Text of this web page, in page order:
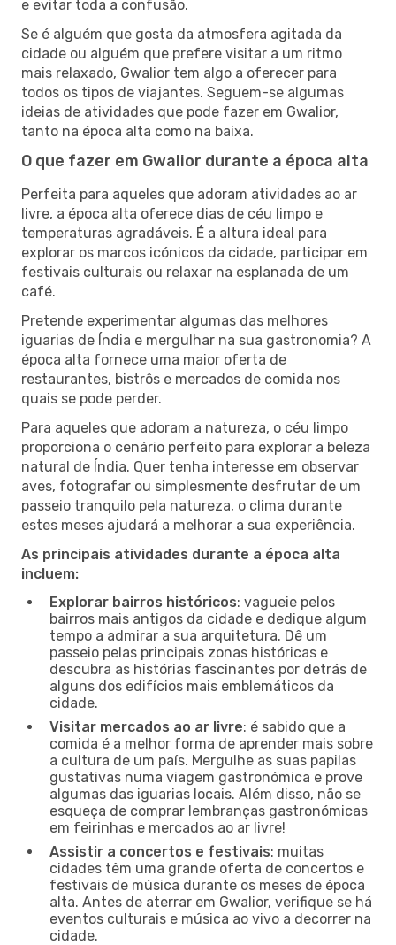
e evitar toda a confusão.
Se é alguém que gosta da atmosfera agitada da
cidade ou alguém que prefere visitar a um ritmo
mais relaxado, Gwalior tem algo a oferecer para
todos os tipos de viajantes. Seguem-se algumas
ideias de atividades que pode fazer em Gwalior,
tanto na época alta como na baixa.
O que fazer em Gwalior durante a época alta
Perfeita para aqueles que adoram atividades ao ar
livre, a época alta oferece dias de céu limpo e
temperaturas agradáveis. É a altura ideal para
explorar os marcos icónicos da cidade, participar em
festivais culturais ou relaxar na esplanada de um
café.
Pretende experimentar algumas das melhores
iguarias de Índia e mergulhar na sua gastronomia? A
época alta fornece uma maior oferta de
restaurantes, bistrôs e mercados de comida nos
quais se pode perder.
Para aqueles que adoram a natureza, o céu limpo
proporciona o cenário perfeito para explorar a beleza
natural de Índia. Quer tenha interesse em observar
aves, fotografar ou simplesmente desfrutar de um
passeio tranquilo pela natureza, o clima durante
estes meses ajudará a melhorar a sua experiência.
As principais atividades durante a época alta
incluem:
Explorar bairros históricos: vagueie pelos
bairros mais antigos da cidade e dedique algum
tempo a admirar a sua arquitetura. Dê um
passeio pelas principais zonas históricas e
descubra as histórias fascinantes por detrás de
alguns dos edifícios mais emblemáticos da
cidade.
Visitar mercados ao ar livre: é sabido que a
comida é a melhor forma de aprender mais sobre
a cultura de um país. Mergulhe as suas papilas
gustativas numa viagem gastronómica e prove
algumas das iguarias locais. Além disso, não se
esqueça de comprar lembranças gastronómicas
em feirinhas e mercados ao ar livre!
Assistir a concertos e festivais: muitas
cidades têm uma grande oferta de concertos e
festivais de música durante os meses de época
alta. Antes de aterrar em Gwalior, verifique se há
eventos culturais e música ao vivo a decorrer na
cidade.